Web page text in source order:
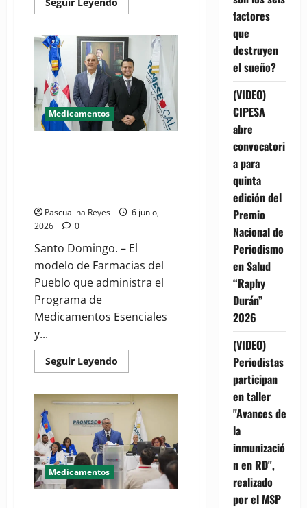
more
se
prepara
para
lanzar
campaña
institucional
“Orgullo
PROMESECAL”
Medicamentos
Pascualina Reyes
6 junio,
2026
0
Santo Domingo. – El
modelo de Farmacias del
Pueblo que administra el
Programa de
Medicamentos Esenciales
y...
Seguir Leyendo
more
replicar
en
Honduras
modelo
dominicano
de
Farmacias
del
Pueblo
tras
Medicamentos
factores
que
destruyen
el sueño?
(VIDEO)
CIPESA
abre
convocatori
a para
quinta
edición del
Premio
Nacional de
Periodismo
en Salud
“Raphy
Durán”
2026
(VIDEO)
Periodistas
participan
en taller
"Avances de
la
inmunizació
n en RD",
realizado
por el MSP